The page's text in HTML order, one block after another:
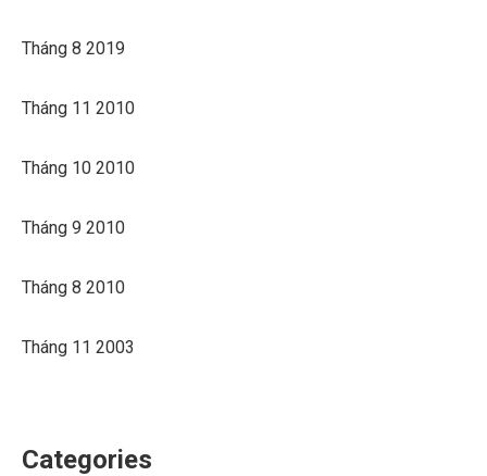
Tháng 8 2019
Tháng 11 2010
Tháng 10 2010
Tháng 9 2010
Tháng 8 2010
Tháng 11 2003
Categories